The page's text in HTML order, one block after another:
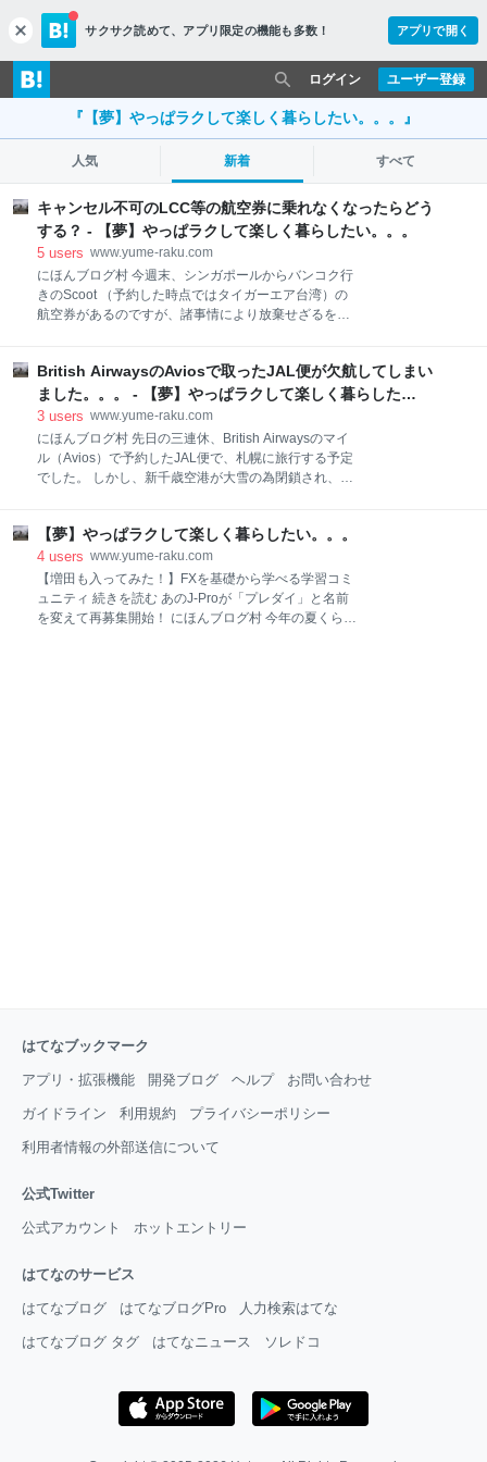
c
l
o
s
サクサク読めて、 アプリ限定の機能も多数！ アプリで開く
ユーザー登録
ログイン
『【夢】やっぱラクして楽しく暮らしたい。。。』
人気 新着 すべて
キャンセル不可のLCC等の航空券に乗れなくなったらどう
する？ - 【夢】やっぱラクして楽しく暮らしたい。。。
5 users www.yume-raku.com
にほんブログ村 今週末、シンガポールからバンコク行
きのScoot （予約した時点ではタイガーエア台湾）の
航空券があるのですが、諸事情により放棄せざるを得
Change Your Flight というサイト。
www.changeyourflight.com このサイトで予約情報を入
力して申請すると、上手くいけば返金（実際は次回予
約時に使えるバウチャー）してくれるというサイトな
のです！ まず、航空会社を選択し、予約番号と氏名を
入力。 すると予約情報が出てきます。チェックボック
額の返金だと確率が低い、というわけですねー。 今回
は、そもそもチケット代自体が安い（80SGD程度）だ
ったので、ダメでもいいや
British AirwaysのAviosで取ったJAL便が欠航してしまい
ました。。。 - 【夢】やっぱラクして楽しく暮らした
い。。。
3 users www.yume-raku.com
にほんブログ村 先日の三連休、British Airwaysのマイ
ル（Avios）で予約したJAL便で、札幌に旅行する予定
でした。 しかし、新千歳空港が大雪の為閉鎖され、結
と、もうどうしようも無くなってしまい、結局旅行を
取りやめてしまいました。 にほんブログ村 まず、前提
としてブリティッシュエアウェイズのマイルはJALの
特典航空券に交換可能なのですが、予約の方法等の詳
細については、以前書いたこちらの記事をご参照くだ
【夢】やっぱラクして楽しく暮らしたい。。。
4 users www.yume-raku.com
【増田も入ってみた！】FXを基礎から学べる学習コミ
ュニティ 続きを読む あのJ-Proが「プレダイ」と名前
を変えて再募集開始！ にほんブログ村 今年の夏くらい
はてなブックマーク
アプリ・拡張機能 開発ブログ ヘルプ お問い合わせ
ガイドライン 利用規約 プライバシーポリシー
利用者情報の外部送信について
公式Twitter
公式アカウント ホットエントリー
はてなのサービス
はてなブログ はてなブログPro 人力検索はてな
はてなブログ タグ はてなニュース ソレドコ